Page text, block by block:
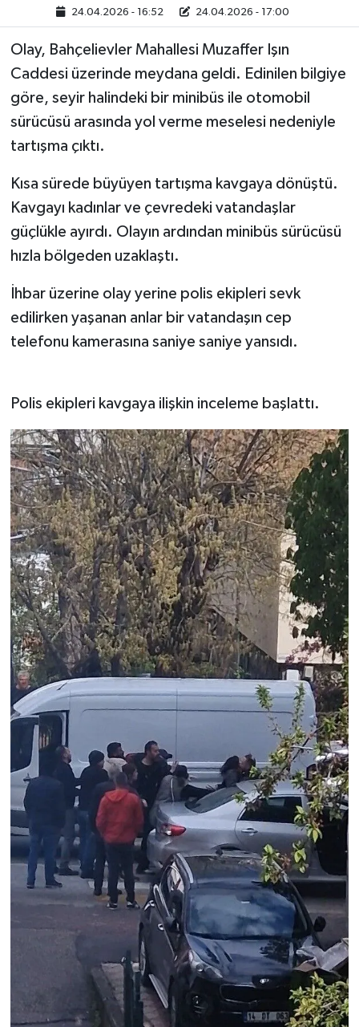
24.04.2026 - 16:52 24.04.2026 - 17:00
Olay, Bahçelievler Mahallesi Muzaffer Işın
Caddesi üzerinde meydana geldi. Edinilen bilgiye
göre, seyir halindeki bir minibüs ile otomobil
sürücüsü arasında yol verme meselesi nedeniyle
tartışma çıktı.
Kısa sürede büyüyen tartışma kavgaya dönüştü.
Kavgayı kadınlar ve çevredeki vatandaşlar
güçlükle ayırdı. Olayın ardından minibüs sürücüsü
hızla bölgeden uzaklaştı.
İhbar üzerine olay yerine polis ekipleri sevk
edilirken yaşanan anlar bir vatandaşın cep
telefonu kamerasına saniye saniye yansıdı.
Polis ekipleri kavgaya ilişkin inceleme başlattı.